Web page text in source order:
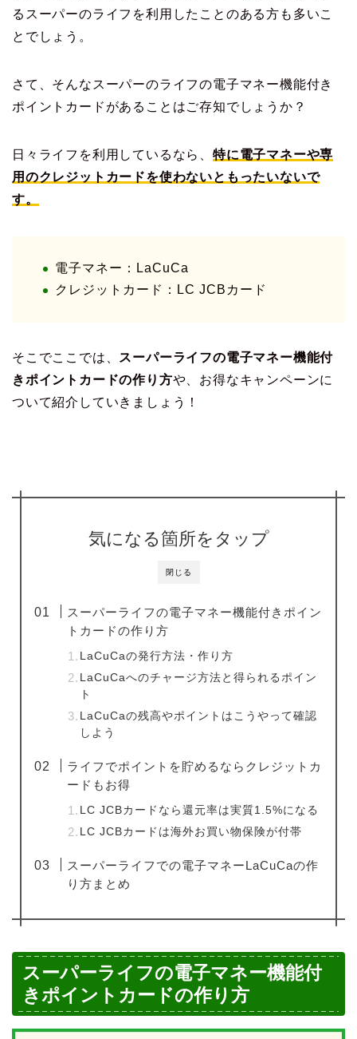
るスーパーのライフを利用したことのある方も多いこ
とでしょう。
さて、そんなスーパーのライフの電子マネー機能付き
ポイントカードがあることはご存知でしょうか？
日々ライフを利用しているなら、 特に電子マネーや専
用のクレジットカードを使わないともったいないで
す。
電子マネー：LaCuCa
クレジットカード：LC JCBカード
そこでここでは、 スーパーライフの電子マネー機能付
きポイントカードの作り方や、お得なキャンペーンに
ついて紹介していきましょう！
閉じる
気になる箇所をタップ
スーパーライフの電子マネー機能付きポイン
トカードの作り方
LaCuCaの発行方法・作り方
LaCuCaへのチャージ方法と得られるポイン
ト
LaCuCaの残高やポイントはこうやって確認
しよう
ライフでポイントを貯めるならクレジットカ
ードもお得
LC JCBカードなら還元率は実質1.5%になる
LC JCBカードは海外お買い物保険が付帯
スーパーライフでの電子マネーLaCuCaの作
り方まとめ
スーパーライフの電子マネー機能付
きポイントカードの作り方